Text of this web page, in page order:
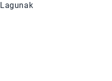
Lagunak